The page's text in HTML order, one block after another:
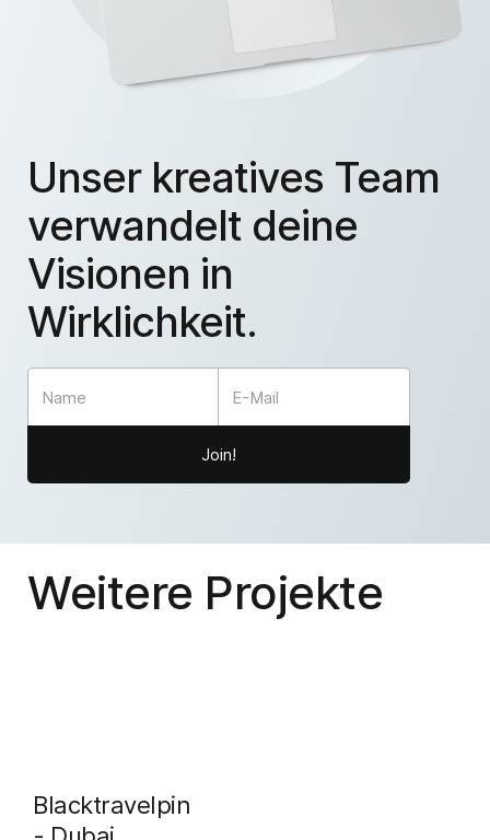
Unser kreatives Team
verwandelt deine
Visionen in
Wirklichkeit.
Weitere Projekte
Blacktravelpin